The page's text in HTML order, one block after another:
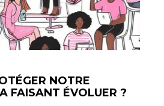
NOTRE
FAISANT ÉVOLUER ?